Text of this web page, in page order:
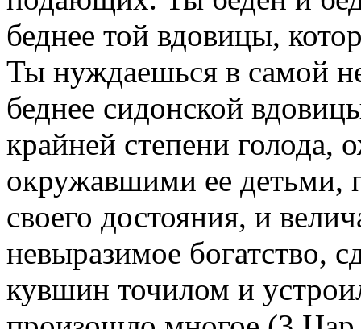
беднее той вдовицы,
Ты нуждаешься в самой
беднее сидонской
крайней степени голода,
окружавшими ее детьми,
своего достояния, и
невыразимое богатство,
кувшин точилом и